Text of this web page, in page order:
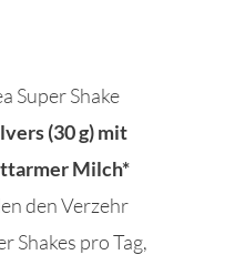
Super Shake
(30 g) mit
Milch*
den Verzehr
Shakes pro Tag,